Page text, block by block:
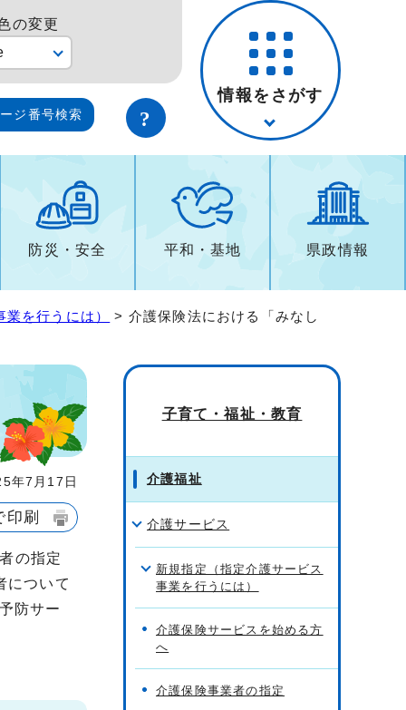
の変更
ジ番号検索
情報をさがす
防災・安全 平和・基地 県政情報
を行うには） > 介護保険法における「みなし
7月17日
印刷
の指定
について
防サー
子育て・福祉・教育
介護福祉
介護サービス
新規指定（指定介護サービス
事業を行うには）
介護保険サービスを始める方
へ
介護保険事業者の指定